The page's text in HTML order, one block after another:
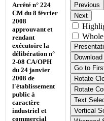
Arrêté n° 224
CM du 8 février
2008
approuvant et
rendant
exécutoire la
délibération n°
2-08 CA/OPH
du 24 janvier
2008 de
l'établissement
public à
caractère
industriel et
commercial
Previous
Next
Download
Go to
Rotate
Rotate
Text
Vertical